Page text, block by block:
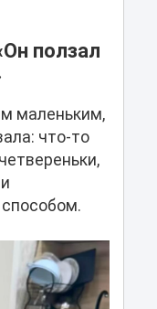
ползал
маленьким,
что-то